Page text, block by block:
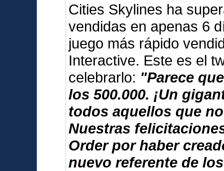
Cities Skylines ha
vendidas en apenas 6
juego más rápido
Interactive. Este es el
celebrarlo: "Parece
los 500.000. ¡Un
todos aquellos que
Nuestras
Order por haber
nuevo referente de